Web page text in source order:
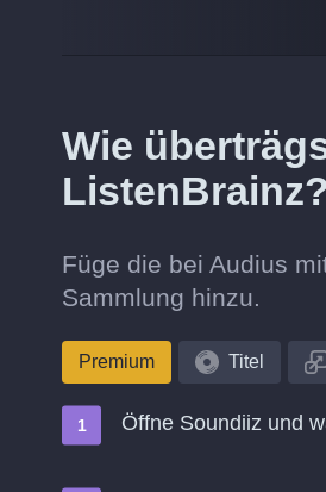
Wie
ListenBrainz?
Füge die bei Audius
Sammlung hinzu.
Premium Titel
Öffne Soundiiz und